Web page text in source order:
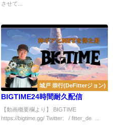
させて...
城戸 崇行(DeFitterジョン)
BIGTIME24時間耐久配信
【動画概要欄より】 BIGTIME
https://bigtime.gg/ Twitter: / fitter_de ...